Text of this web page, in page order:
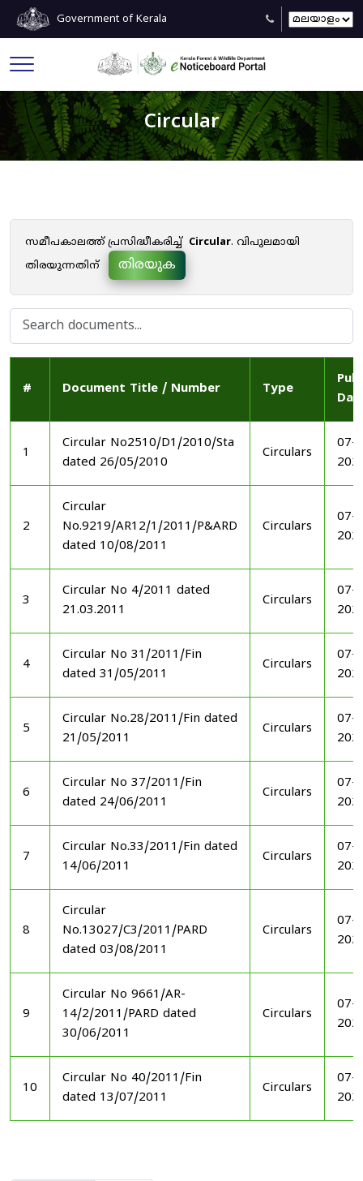
Government of Kerala
Circular
സമീപകാലത്ത് പ്രസിദ്ധീകരിച്ച് Circular. വിപുലമായി
തിരയുന്നതിന്
തിരയുക
# Document Title / Number Type
1
Circular No2510/D1/2010/Sta
dated 26/05/2010
Circulars
07-
2
Circular
No.9219/AR12/1/2011/P&ARD
dated 10/08/2011
Circulars
07-
3
Circular No 4/2011 dated
21.03.2011
Circulars
07-
4
Circular No 31/2011/Fin
dated 31/05/2011
Circulars
07-
5
Circular No.28/2011/Fin dated
21/05/2011
Circulars
07-
6
Circular No 37/2011/Fin
dated 24/06/2011
Circulars
07-
7
Circular No.33/2011/Fin dated
14/06/2011
Circulars
07-
8
Circular
No.13027/C3/2011/PARD
dated 03/08/2011
Circulars
07-
9
Circular No 9661/AR-
14/2/2011/PARD dated
30/06/2011
Circulars
07-
10
Circular No 40/2011/Fin
dated 13/07/2011
Circulars
07-